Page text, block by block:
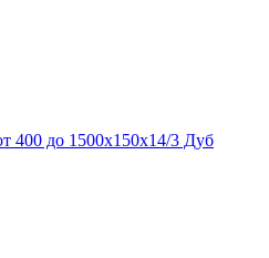
400 до 1500х150х14/3 Дуб